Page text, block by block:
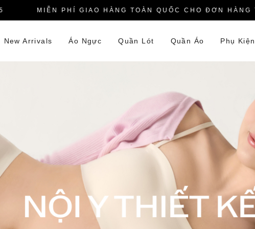
MIỄN PHÍ GIAO HÀNG TOÀN QUỐC CHO ĐƠN HÀNG TỪ
New Arrivals Áo Ngực Quần Lót Quần Áo Phụ Kiện